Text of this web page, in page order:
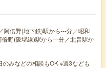
阿倍野(地下鉄)駅から---分／昭和
野(阪堺線)駅から---分／北畠駅か
みなどの相談もOK ※週3なども